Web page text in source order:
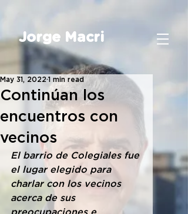
Jorge Macri
Continúan los
encuentros con
vecinos
May 31, 2022 1 min read
El barrio de Colegiales fue
el lugar elegido para
charlar con los vecinos
acerca de sus